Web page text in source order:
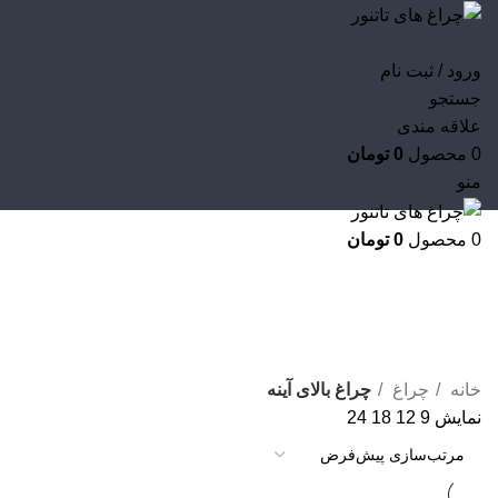
ورود / ثبت نام
جستجو
علاقه مندی
0 محصول 0 تومان
منو
0 محصول 0 تومان
خانه چراغ
چراغ بالای آینه
نمایش 9
12
18
24